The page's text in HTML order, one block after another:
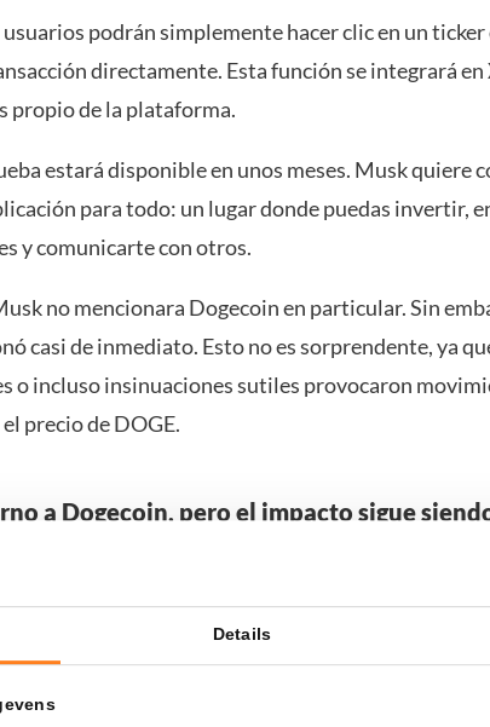
Details
podrán simplemente hacer clic en un ticker
directamente. Esta función se integrará en
propio de la plataforma.
estará disponible en unos meses. Musk quiere
para todo: un lugar donde puedas invertir,
y comunicarte con otros.
no mencionara Dogecoin en particular. Sin
casi de inmediato. Esto no es sorprendente, ya
o incluso insinuaciones sutiles provocaron
precio de DOGE.
a Dogecoin, pero el impacto sigue
en el último año. Tras la controversia y las
del precio, decidió no promocionar